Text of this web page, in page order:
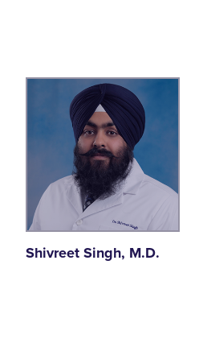
Shivreet Singh, M.D.